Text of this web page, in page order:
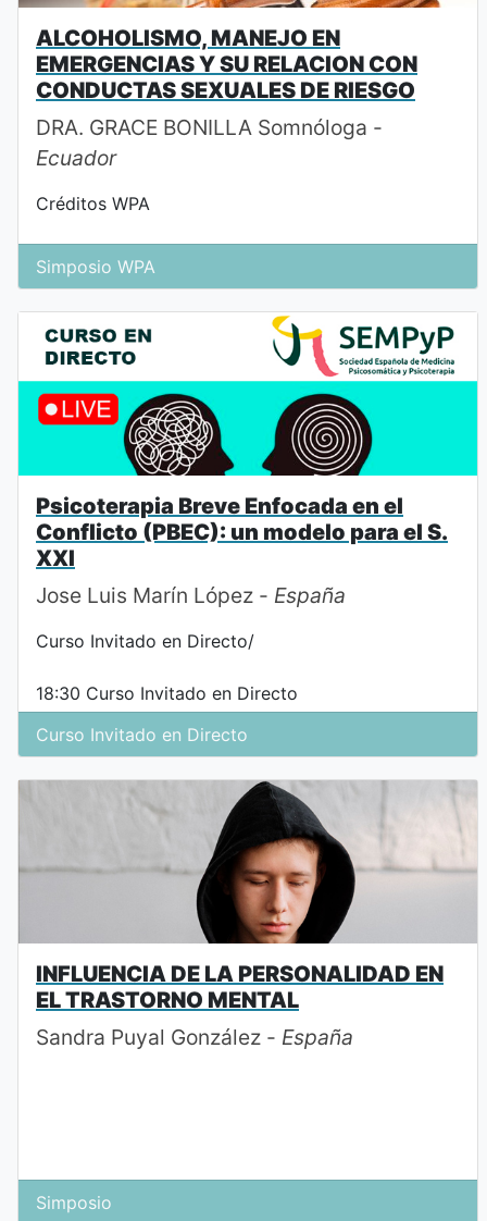
ALCOHOLISMO, MANEJO EN
EMERGENCIAS Y SU RELACION CON
CONDUCTAS SEXUALES DE RIESGO
DRA. GRACE BONILLA Somnóloga -
Ecuador
Créditos WPA
Simposio WPA
Psicoterapia Breve Enfocada en el
Conflicto (PBEC): un modelo para el S.
XXI
Jose Luis Marín López - España
Curso Invitado en Directo/
18:30 Curso Invitado en Directo
Curso Invitado en Directo
INFLUENCIA DE LA PERSONALIDAD EN
EL TRASTORNO MENTAL
Sandra Puyal González - España
Simposio